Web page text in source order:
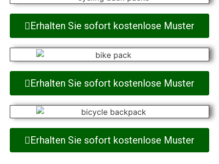
Erhalten Sie sofort kostenlose Muster
Erhalten Sie sofort kostenlose Muster
Erhalten Sie sofort kostenlose Muster